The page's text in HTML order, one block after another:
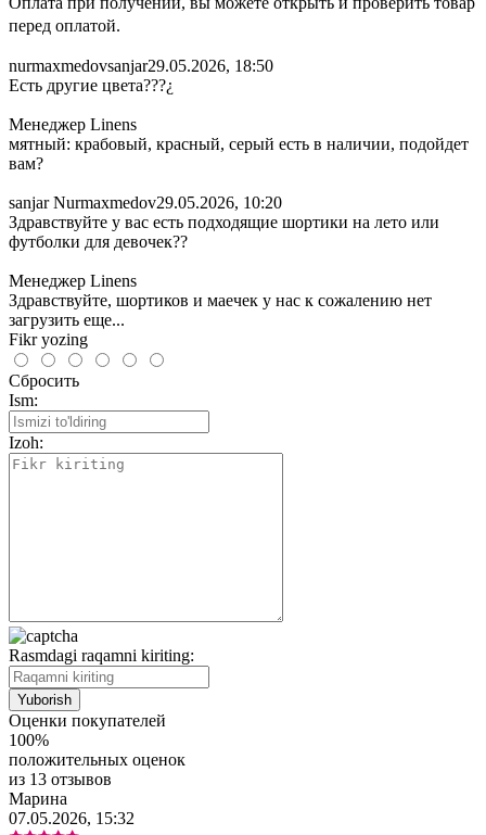
перед оплатой.
nurmaxmedovsanjar29.05.2026, 18:50
Есть другие цвета???¿
Менеджер Linens
мятный: крабовый, красный, серый есть в наличии, подойдет
вам?
sanjar Nurmaxmedov29.05.2026, 10:20
Здравствуйте у вас есть подходящие шортики на лето или
футболки для девочек??
Менеджер Linens
Здравствуйте, шортиков и маечек у нас к сожалению нет
загрузить еще...
Fikr yozing
Сбросить
Ism:
Izoh:
Rasmdagi raqamni kiriting:
Оценки покупателей
100%
положительных оценок
из 13 отзывов
Марина
07.05.2026, 15:32